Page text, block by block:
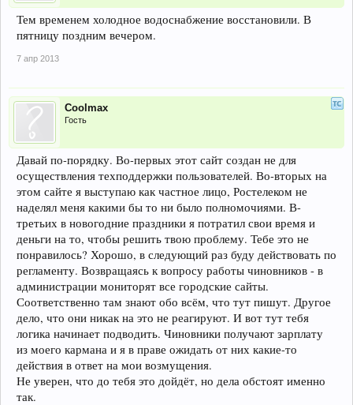
Тем временем холодное водоснабжение восстановили. В
пятницу поздним вечером.
7 апр 2013
Coolmax
Гость
Давай по-порядку. Во-первых этот сайт создан не для
осуществления техподдержки пользователей. Во-вторых на
этом сайте я выступаю как частное лицо, Ростелеком не
наделял меня какими бы то ни было полномочиями. В-
третьих в новогодние праздники я потратил свои время и
деньги на то, чтобы решить твою проблему. Тебе это не
понравилось? Хорошо, в следующий раз буду действовать по
регламенту. Возвращаясь к вопросу работы чиновников - в
администрации мониторят все городские сайты.
Соответственно там знают обо всём, что тут пишут. Другое
дело, что они никак на это не реагируют. И вот тут тебя
логика начинает подводить. Чиновники получают зарплату
из моего кармана и я в праве ожидать от них какие-то
действия в ответ на мои возмущения.
Не уверен, что до тебя это дойдёт, но дела обстоят именно
так.